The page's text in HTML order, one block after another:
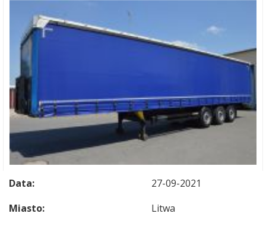
Data:
27-09-2021
Miasto:
Litwa